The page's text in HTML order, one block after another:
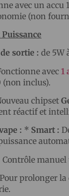
avec un accu
(non
sortie : de 5W
avec 1
(non inclus).
chipset
réactif et
: * Smart :
Contrôle manuel
Pour prolonger la